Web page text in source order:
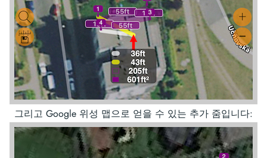
그리고 Google 위성 맵으로 얻을 수 있는 추가 줌입니다: